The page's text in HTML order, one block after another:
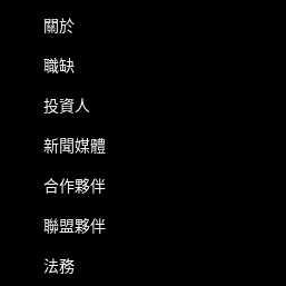
關於
職缺
投資人
新聞媒體
合作夥伴
聯盟夥伴
法務